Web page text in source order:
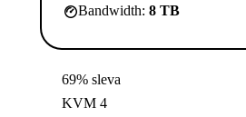
Bandwidth: 8 TB
69% sleva
KVM 4